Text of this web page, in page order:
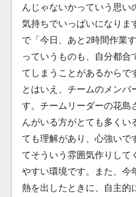
んじゃないかっていう思い
気持ちでいっぱいになりま
で「今日、あと2時間作業
っていうものも、自分都合
てしまうことがあるからで
とはいえ、チームのメン
す。チームリーダーの花島
んがいる方がとても多くい
ても理解があり、心強いで
てそういう雰囲気作りして
やすい環境です。また、今
熱を出したときに、自主的